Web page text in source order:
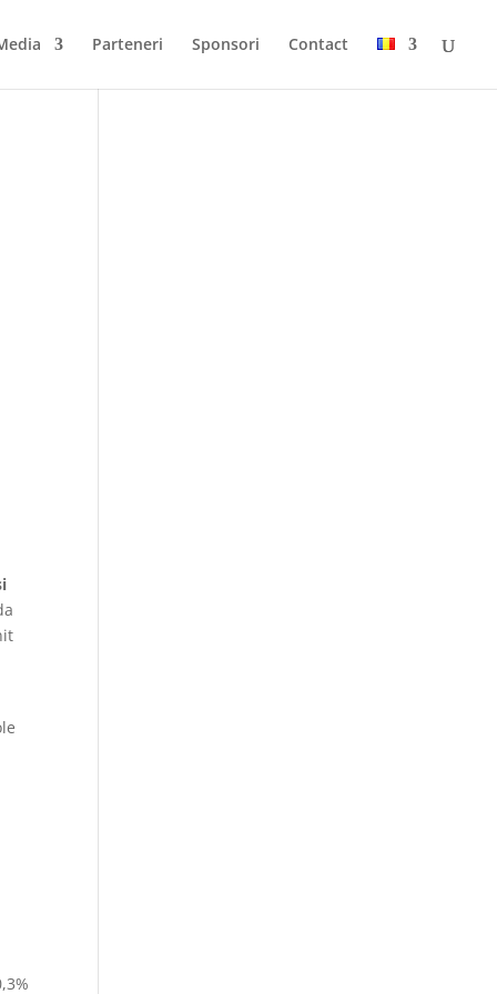
Parteneri Sponsori Contact